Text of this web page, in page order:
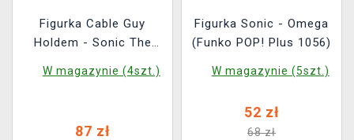
Figurka Cable Guy
Holdem - Sonic The
W magazynie (4szt.)
87 zł
Figurka Sonic - Omega
(Funko POP! Plus 1056)
W magazynie (5szt.)
52 zł
68 zł